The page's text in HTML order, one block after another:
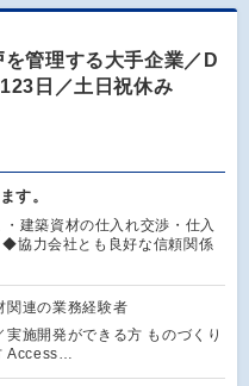
管理する大手企業／D
日／土日祝休み
す。
建築資材の仕入れ交渉・仕入
協力会社とも良好な信頼関係
関連の業務経験者
実施開発ができる方 ものづくり
Access…